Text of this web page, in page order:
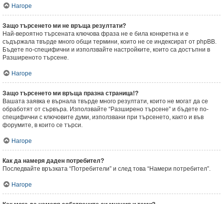
Нагоре
Защо търсенето ми не връща резултати?
Най-вероятно търсената ключова фраза не е била конкретна и е
съдържала твърде много общи термини, които не се индексират от phpBB.
Бъдете по-специфични и използвайте настройките, които са достъпни в
Разширеното търсене.
Нагоре
Защо търсенето ми връща празна страница!?
Вашата заявка е върнала твърде много резултати, които не могат да се
обработят от сървъра. Използвайте “Разширено търсене” и бъдете по-
специфични с ключовите думи, използвани при търсенето, както и във
форумите, в които се търси.
Нагоре
Как да намеря даден потребител?
Последвайте връзката “Потребители” и след това “Намери потребител”.
Нагоре